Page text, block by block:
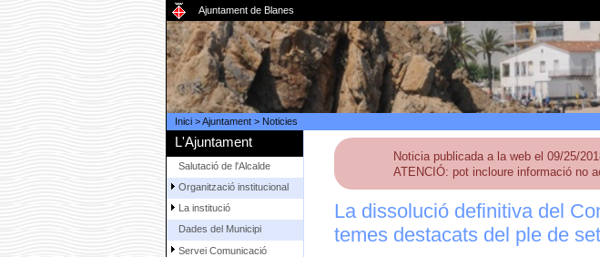
Ajuntament de Blanes
Inici>Ajuntament> Noticies
L'Ajuntament
Salutació de l'Alcalde
Organització institucional
La institució
Dades del Municipi
Servei Comunicació
Noticia publicada a la web el 09/25/
ATENCIÓ: pot incloure informació no
La dissolució definitiva del
temes destacats del ple de